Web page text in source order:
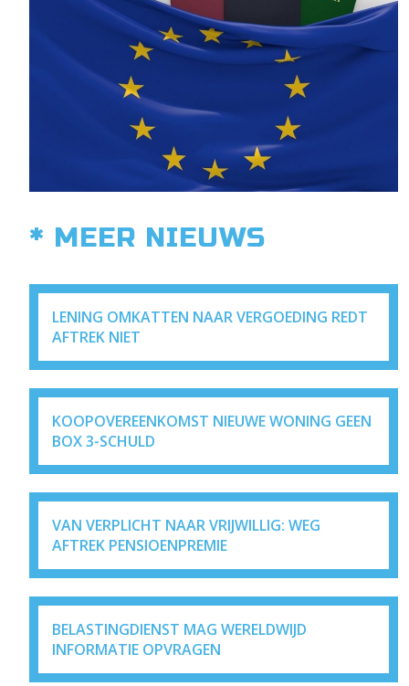
* MEER NIEUWS
LENING OMKATTEN NAAR VERGOEDING REDT
AFTREK NIET
KOOPOVEREENKOMST NIEUWE WONING GEEN
BOX 3-SCHULD
VAN VERPLICHT NAAR VRIJWILLIG: WEG
AFTREK PENSIOENPREMIE
BELASTINGDIENST MAG WERELDWIJD
INFORMATIE OPVRAGEN